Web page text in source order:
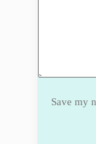
Save my